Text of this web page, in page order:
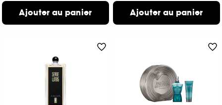
Ajouter au panier Ajouter au panier